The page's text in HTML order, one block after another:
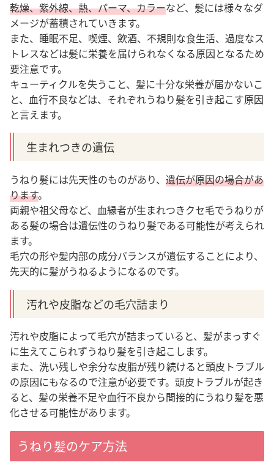
乾燥、紫外線、熱、パーマ、カラーなど、髪には様々なダ
メージが蓄積されていきます。
また、睡眠不足、喫煙、飲酒、不規則な食生活、過度なス
トレスなどは髪に栄養を届けられなくなる原因となるため
要注意です。
キューティクルを失うこと、髪に十分な栄養が届かないこ
と、血行不良などは、それぞれうねり髪を引き起こす原因
と言えます。
生まれつきの遺伝
うねり髪には先天性のものがあり、 遺伝が原因の場合があ
ります。
両親や祖父母など、血縁者が生まれつきクセ毛でうねりが
ある髪の場合は遺伝性のうねり髪である可能性が考えられ
ます。
毛穴の形や髪内部の成分バランスが遺伝することにより、
先天的に髪がうねるようになるのです。
汚れや皮脂などの毛穴詰まり
汚れや皮脂によって毛穴が詰まっていると、髪がまっすぐ
に生えてこられずうねり髪を引き起こします。
また、洗い残しや余分な皮脂が残り続けると頭皮トラブル
の原因にもなるので注意が必要です。頭皮トラブルが起き
ると、髪の栄養不足や血行不良から間接的にうねり髪を悪
化させる可能性があります。
うねり髪のケア方法